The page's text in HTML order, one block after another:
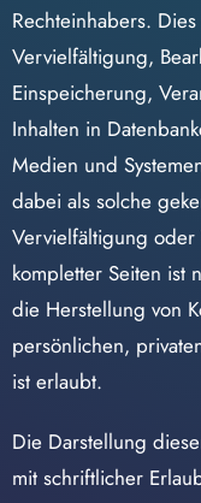
Rechteinhabers.
Vervielfältigung,
Einspeicherung,
Inhalten in
Medien und
dabei als solche
Vervielfältigung
kompletter Seiten ist
die Herstellung von
persönlichen,
ist erlaubt.
Die Darstellung
mit schriftlicher